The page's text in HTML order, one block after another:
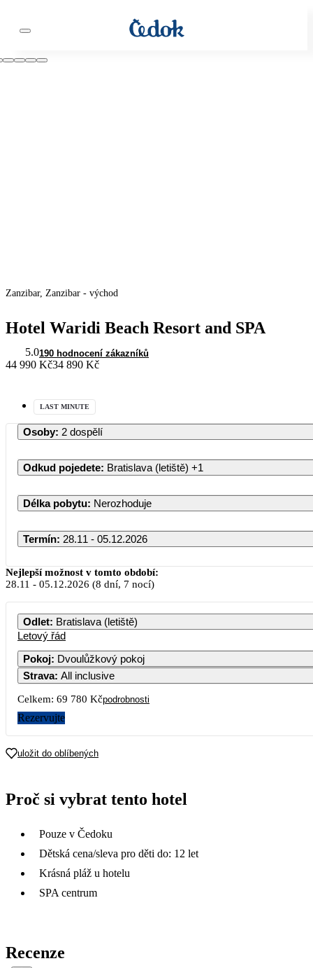
Zanzibar, Zanzibar - východ
Hotel Waridi Beach Resort and SPA
5.0190 hodnocení zákazníků
44 990 Kč34 890 Kč
LAST MINUTE
Osoby: 2 dospělí
Odkud pojedete: Bratislava (letiště) +1
Délka pobytu: Nerozhoduje
Termín: 28.11 - 05.12.2026
Nejlepší možnost v tomto období:
28.11 - 05.12.2026 (8 dní, 7 nocí)
Odlet: Bratislava (letiště)
Letový řád
Pokoj: Dvoulůžkový pokoj
Strava: All inclusive
Celkem: 69 780 Kčpodrobnosti
Rezervujte
uložit do oblíbených
Proč si vybrat tento hotel
Pouze v Čedoku
Dětská cena/sleva pro děti do: 12 let
Krásná pláž u hotelu
SPA centrum
Recenze